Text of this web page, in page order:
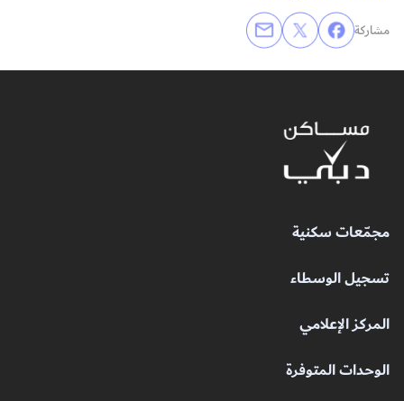
مشاركة
مجمّعات سكنية
تسجيل الوسطاء
المركز الإعلامي
الوحدات المتوفرة